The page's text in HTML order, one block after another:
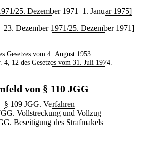
25. Dezember 1971–1. Januar 1975]
Dezember 1971/25. Dezember 1971]
Gesetzes vom 4. August 1953.
4, 12 des Gesetzes vom 31. Juli 1974.
von § 110 JGG
§ 109 JGG. Verfahren
Vollstreckung und Vollzug
Beseitigung des Strafmakels